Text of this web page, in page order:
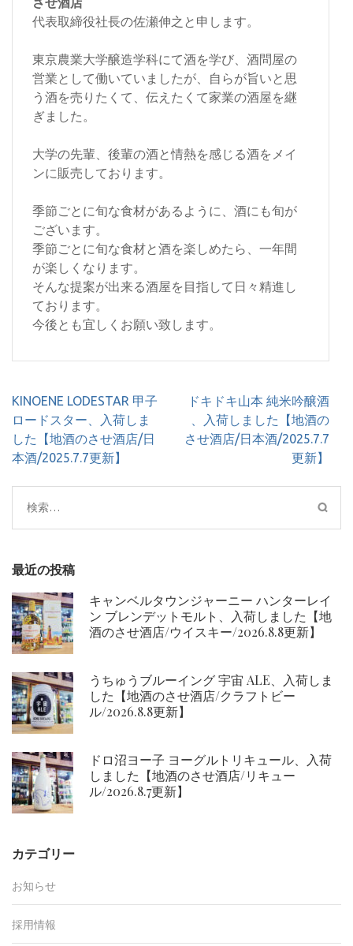
代表取締役社長の佐瀬伸之と申します。
東京農業大学醸造学科にて酒を学び、酒問屋の
営業として働いていましたが、自らが旨いと思
う酒を売りたくて、伝えたくて家業の酒屋を継
ぎました。
大学の先輩、後輩の酒と情熱を感じる酒をメイ
ンに販売しております。
季節ごとに旬な食材があるように、酒にも旬が
ございます。
季節ごとに旬な食材と酒を楽しめたら、一年間
が楽しくなります。
そんな提案が出来る酒屋を目指して日々精進し
ております。
今後とも宜しくお願い致します。
投
稿
ナ
ビ
シ
ョ
KINOENE LODESTAR 甲子
ロードスター、入荷しま
した【地酒のさせ酒店/日
本酒/2025.7.7更新】
ドキドキ山本 純米吟醸酒
、入荷しました【地酒の
させ酒店/日本酒/2025.7.7
更新】
検
索:
最近の投稿
キャンベルタウンジャーニー ハンターレイ
ン ブレンデットモルト、入荷しました【地
酒のさせ酒店/ウイスキー/2026.8.8更新】
うちゅうブルーイング 宇宙 ALE、入荷しま
した【地酒のさせ酒店/クラフトビー
ル/2026.8.8更新】
ドロ沼ヨー子 ヨーグルトリキュール、入荷
しました【地酒のさせ酒店/リキュー
ル/2026.8.7更新】
カテゴリー
お知らせ
採用情報